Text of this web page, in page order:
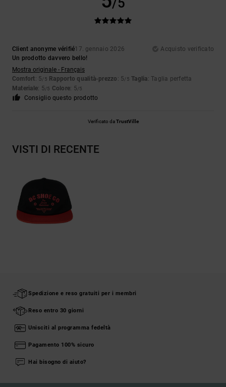
/5
Client anonyme vérifié17. gennaio 2026
Acquisto verificato
Un prodotto davvero bello!
Mostra originale - Français
Comfort: 5/5 Rapporto qualità-prezzo : 5/5 Taglia: Taglia perfetta
Materiale: 5/5 Colore: 5/5
Consiglio questo prodotto
Verificato daTrustVille
VISTI DI RECENTE
Spedizione e reso gratuiti per i membri
Reso entro 30 giorni
Unisciti al programma fedeltà
Pagamento 100% sicuro
Hai bisogno di aiuto?